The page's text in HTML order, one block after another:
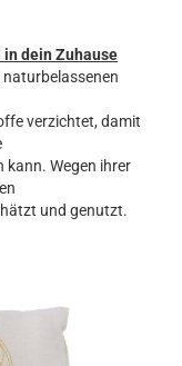
dein Zuhause
verzichtet, damit
kann. Wegen ihrer
und genutzt.